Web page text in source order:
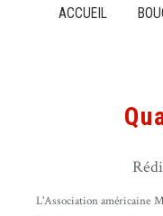
ACCUEIL
L'Association américaine